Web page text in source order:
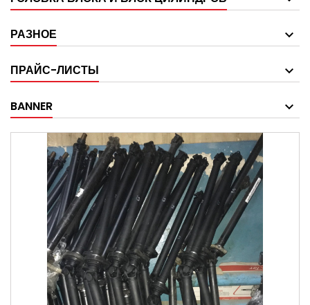
РАЗНОЕ
ПРАЙС-ЛИСТЫ
BANNER